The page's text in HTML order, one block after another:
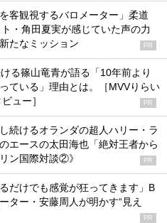
客観視するバロメーター」柔道
・角田夏実が感じていた声の力
たなミッション
PR
る篠山竜青が語る「10年前より
ている」理由とは。［MVVりらい
ュー］
PR
続けるオランダの超人ハリー・ラ
エースの太田海也「絶対王者から
ン国際対談②》
PR
だけでも感覚が狂ってきます」B
ター・安藤周人が明かす“見え
PR